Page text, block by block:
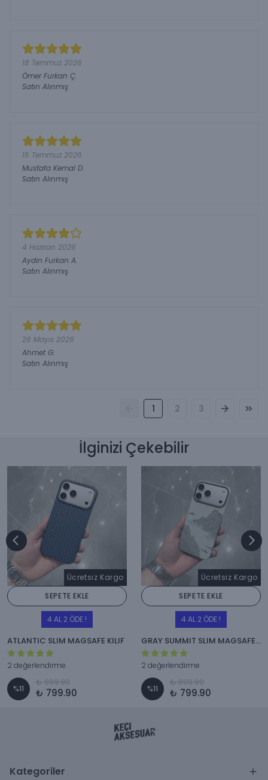
18 Temmuz 2026
Ömer Furkan Ç.
Satın Alınmış
15 Temmuz 2026
Mustafa Kemal D.
Satın Alınmış
4 Haziran 2026
Aydin Furkan A.
Satın Alınmış
26 Mayıs 2026
Ahmet G.
Satın Alınmış
1 2 3
İlginizi Çekebilir
Ücretsiz Kargo
SEPETE EKLE
4 AL 2 ÖDE !
ATLANTIC SLIM MAGSAFE KILIF
2 değerlendirme
%11
₺ 899.90
₺ 799.90
Ücretsiz Kargo
SEPETE EKLE
4 AL 2 ÖDE !
GRAY SUMMIT SLIM MAGSAFE KILIF
2 değerlendirme
%11
₺ 899.90
₺ 799.90
Kategoriler